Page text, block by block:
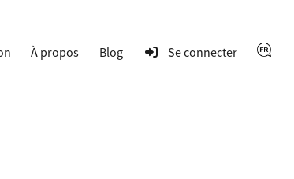
À propos Blog Se connecter